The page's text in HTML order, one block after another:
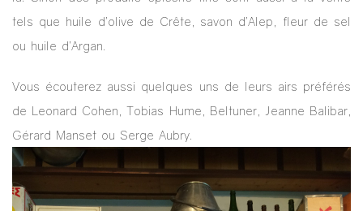
tels que huile d’olive de Crête, savon d’Alep, fleur de sel
ou huile d’Argan.
Vous écouterez aussi quelques uns de leurs airs préférés
de Leonard Cohen, Tobias Hume, Beltuner, Jeanne Balibar,
Gérard Manset ou Serge Aubry.